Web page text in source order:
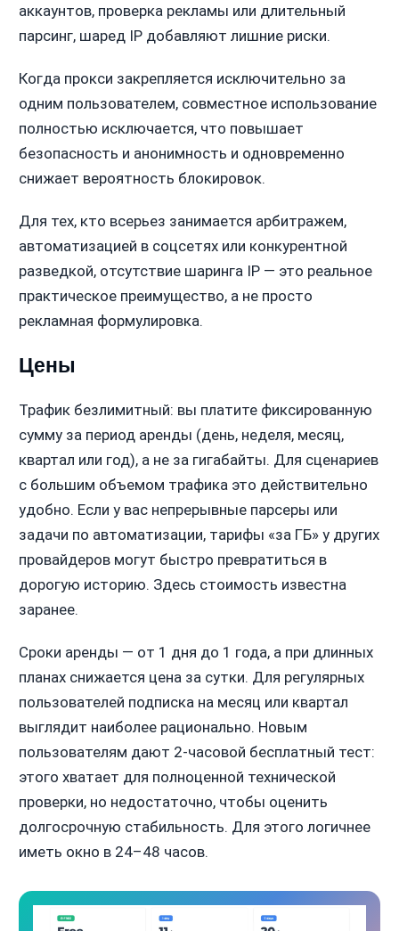
аккаунтов, проверка рекламы или длительный
парсинг, шаред IP добавляют лишние риски.
Когда прокси закрепляется исключительно за
одним пользователем, совместное использование
полностью исключается, что повышает
безопасность и анонимность и одновременно
снижает вероятность блокировок.
Для тех, кто всерьез занимается арбитражем,
автоматизацией в соцсетях или конкурентной
разведкой, отсутствие шаринга IP — это реальное
практическое преимущество, а не просто
рекламная формулировка.
Цены
Трафик безлимитный: вы платите фиксированную
сумму за период аренды (день, неделя, месяц,
квартал или год), а не за гигабайты. Для сценариев
с большим объемом трафика это действительно
удобно. Если у вас непрерывные парсеры или
задачи по автоматизации, тарифы «за ГБ» у других
провайдеров могут быстро превратиться в
дорогую историю. Здесь стоимость известна
заранее.
Сроки аренды — от 1 дня до 1 года, а при длинных
планах снижается цена за сутки. Для регулярных
пользователей подписка на месяц или квартал
выглядит наиболее рационально. Новым
пользователям дают 2-часовой бесплатный тест:
этого хватает для полноценной технической
проверки, но недостаточно, чтобы оценить
долгосрочную стабильность. Для этого логичнее
иметь окно в 24–48 часов.